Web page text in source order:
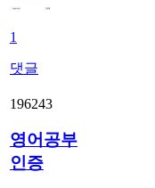
1
댓글
196243
영어공부
인증